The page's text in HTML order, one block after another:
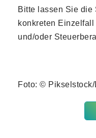
Bitte lassen Sie die
konkreten
und/oder
Foto: ©